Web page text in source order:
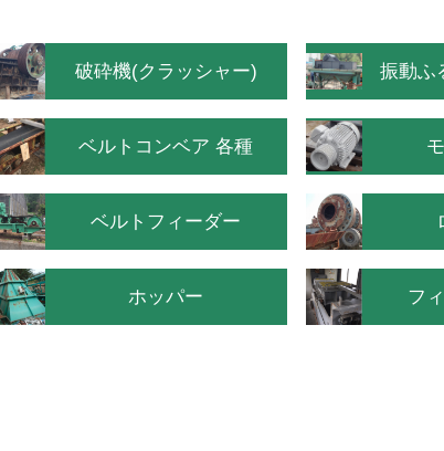
破砕機(クラッシャー) 振動ふ
ベルトコンベア 各種
ベルトフィーダー
ホッパー フ